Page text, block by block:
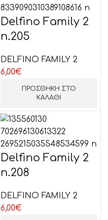
Delfino Family 2
n.205
DELFINO FAMILY 2
6,00€
ΠΡΟΣΘΉΚΗ ΣΤΟ
ΚΑΛΆΘΙ
Delfino Family 2
n.208
DELFINO FAMILY 2
6,00€